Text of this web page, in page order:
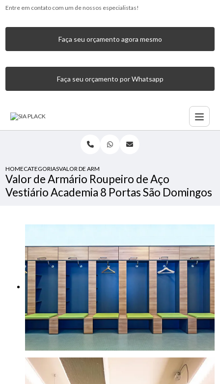
Entre em contato com um de nossos especialistas!
Faça seu orçamento agora mesmo
Faça seu orçamento por Whatsapp
HOMECATEGORIASVALOR DE ARMÁRIO ROUPEIRO DE AÇO VESTIÁRIO
Valor de Armário Roupeiro de Aço
Vestiário Academia 8 Portas São Domingos